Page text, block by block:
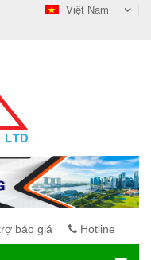
Việt Nam
báo giá Hotline